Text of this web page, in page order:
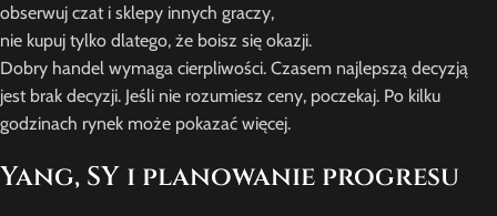
obserwuj czat i sklepy innych graczy,
nie kupuj tylko dlatego, że boisz się okazji.
Dobry handel wymaga cierpliwości. Czasem najlepszą decyzją
jest brak decyzji. Jeśli nie rozumiesz ceny, poczekaj. Po kilku
godzinach rynek może pokazać więcej.
Yang, SY i planowanie progresu